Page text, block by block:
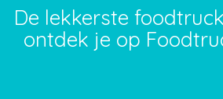
De lekkerste
ontdek je op